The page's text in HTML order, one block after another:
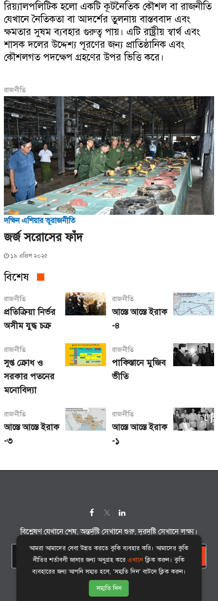
রিয়্যালপলিটিকহলো একটিকূটনৈতিক কৌশলবারাজনীতি
যেখানেনৈতিকতাবাআদর্শেরতুলনায়বাস্তববাদ এবং
ক্ষমতারসুষমব্যবহার গুরুত্ব পায়। এটিরাষ্ট্রীয়স্বার্থ এবং
শাসকদলেরউদ্দেশ্য পূরণেরজন্য প্রাতিষ্ঠানিক এবং
কৌশলগত পদক্ষেপ গ্রহণেরউপরভিত্তিকরে।
রাজনীতি
দক্ষিন এশিয়ার ভূরাজনীতি
জর্জ সরোসের ফাঁদ
১৯ এপ্রিল ২০২৫
বিশেষ
রাজনীতি
প্রতিক্রিয়া নির্ভর
অসীম যুদ্ধ চক্র
রাজনীতি
আস্তে আস্তে ইরাক
-৪
রাজনীতি
সুপ্ত ক্রোধ ও
সরকার পতনের
মনোবিদ্যা
রাজনীতি
পাকিস্তানে মুজিব
ভীতি
রাজনীতি
আস্তে আস্তে ইরাক
-৩
রাজনীতি
আস্তে আস্তে ইরাক
-১
বিশ্লেষণ যেখানে শেষ, অন্তর্দৃষ্টি সেখানে শুরু, দূরদৃষ্টি সেখানে লক্ষ্য।
সাবস্ক্রাইব
sirajul.comকর্তৃক সর্বস্বত্ব সংরক্ষিত।
ব্যবহারের শর্তাবলী গোপনীয়তা নোটিশ
আমরা আমাদের সেবা উন্নত করতে কুকি ব্যবহার করি। আমাদের কুকি
নীতির শর্তাবলী জানার জন্য অনুগ্রহ করেএখানেক্লিক করুন। কুকি
ব্যবহারের জন্য আপনি সম্মত হলে, 'সম্মতি দিন' বাটনে ক্লিক করুন।
সম্মতি দিন